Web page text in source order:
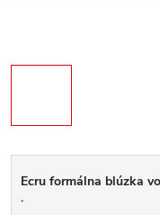
Ecru formálna blúzka
.